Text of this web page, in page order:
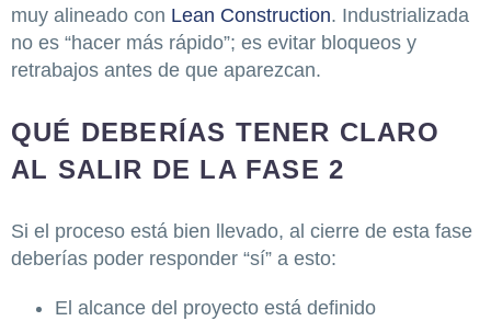
muy alineado con Lean Construction. Industrializada
no es “hacer más rápido”; es evitar bloqueos y
retrabajos antes de que aparezcan.
QUÉ DEBERÍAS TENER CLARO
AL SALIR DE LA FASE 2
Si el proceso está bien llevado, al cierre de esta fase
deberías poder responder “sí” a esto:
El alcance del proyecto está definido